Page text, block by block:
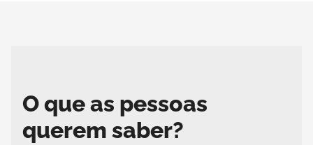
O que as pessoas
querem saber?